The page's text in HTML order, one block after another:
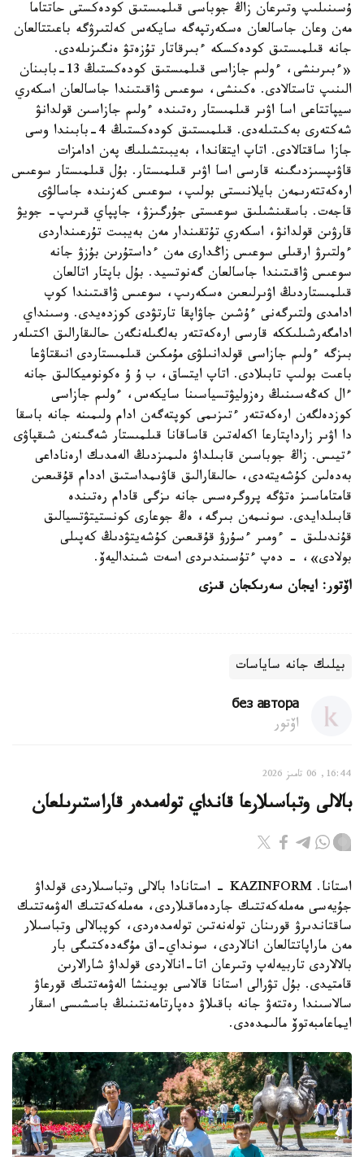
ۇسىنىلىپ وتىرعان زاڭ جوباسى قىلمىستىق كودەكستى حاتتاما
مەن وعان جاسالعان ەسكەرتپەگە سايكەس كەلتىرۋگە باعىتتالعان
جانە قىلمىستىق كودەكسكە ءبىرقاتار تۇزەتۋ ەنگىزىلەدى.
«ءبىرىنشى، ءولىم جازاسى قىلمىستىق كودەكستىڭ 13-بابىنان
الىنىپ تاستالادى. ەكىنشى، سوعىس ۋاقىتىندا جاسالعان اسكەري
سيپاتتاعى اسا اۋىر قىلمىستار رەتىندە ءولىم جازاسىن قولدانۋ
شەكتەرى بەكىتىلەدى. قىلمىستىق كودەكستىڭ 4-بابىندا وسى
جازا ساقتالادى. اتاپ ايتقاندا، بەيبىتشىلىك پەن ادامزات
قاۋىپسىزدىگىنە قارسى اسا اۋىر قىلمىستار. بۇل قىلمىستار سوعىس
ارەكەتتەرىمەن بايلانىستى بولىپ، سوعىس كەزىندە جاسالۋى
قاجەت. باسقىنشىلىق سوعىستى جۇرگىزۋ، جاپپاي قىرىپ- جويۋ
قارۋىن قولدانۋ، اسكەري تۇتقىندار مەن بەيبىت تۇرعىنداردى
ءولتىرۋ ارقىلى سوعىس زاڭدارى مەن ءداستۇرىن بۇزۋ جانە
سوعىس ۋاقىتىندا جاسالعان گەنوتسيد. بۇل باپتار اتالعان
قىلمىستاردىڭ اۋىرلىعىن ەسكەرىپ، سوعىس ۋاقىتىندا كوپ
ادامدى ولتىرگەنى ءۇشىن جاۋاپقا تارتۋدى كوزدەيدى. وسىنداي
ادامگەرشىلىككە قارسى ارەكەتتەر بەلگىلەنگەن حالىقارالىق اكتىلەر
بىزگە ءولىم جازاسى قولدانىلۋى مۇمكىن قىلمىستاردى انىقتاۋعا
باعىت بولىپ تابىلادى. اتاپ ايتساق، ب ۇ ۇ ەكونوميكالىق جانە
ءال كەڭەسىنىڭ رەزوليۋتسياسىنا سايكەس، ءولىم جازاسى
كوزدەلگەن ارەكەتتەر ءتىزىمى كوپتەگەن ادام ولىمىنە جانە باسقا
دا اۋىر زارداپتارعا اكەلەتىن قاساقانا قىلمىستار شەگىنەن شىقپاۋى
ءتيىس. زاڭ جوباسىن قابىلداۋ ەلىمىزدىڭ الەمدىك ارەناداعى
بەدەلىن كۇشەيتەدى، حالىقارالىق قاۋىمداستىق اددام قۇقىعىن
قامتاماسىز ەتۋگە پروگرەسس جانە ىزگى قادام رەتىندە
قابىلدايدى. سونىمەن بىرگە، ەڭ جوعارى كونستيتۋتسيالىق
قۇندىلىق - ءومىر ءسۇرۋ قۇقىعىن كۇشەيتۋدىڭ كەپىلى
بولادى»، - دەپ ءتۇسىندىردى اسەت شىنداليەۆ.
اۆتور: ايجان سەرىكجان قىزى
بيلىك جانە ساياسات
без автора
اۆتور
16:44, 06 تامىز 2026
بالالى وتباسىلارعا قانداي تولەمدەر قاراستىرىلعان
استانا. KAZINFORM - استانادا بالالى وتباسىلاردى قولداۋ
جۇيەسى مەملەكەتتىك جاردەماقىلاردى، مەملەكەتتىك الەۋمەتتىك
ساقتاندىرۋ قورىنان تولەنەتىن تولەمدەردى، كوپبالالى وتباسىلار
مەن ماراپاتتالعان انالاردى، سونداي-اق مۇگەدەكتىگى بار
بالالاردى تاربيەلەپ وتىرعان اتا-انالاردى قولداۋ شارالارىن
قامتيدى. بۇل تۋرالى استانا قالاسى بويىنشا الەۋمەتتىك قورعاۋ
سالاسىندا رەتتەۋ جانە باقىلاۋ دەپارتامەنتىنىڭ باسشىسى اسقار
ايماعامبەتوۆ مالىمدەدى.